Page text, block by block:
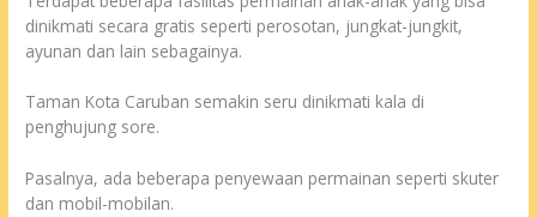
dinikmati secara gratis seperti perosotan, jungkat-jungkit,
ayunan dan lain sebagainya.
Taman Kota Caruban semakin seru dinikmati kala di
penghujung sore.
Pasalnya, ada beberapa penyewaan permainan seperti skuter
dan mobil-mobilan.